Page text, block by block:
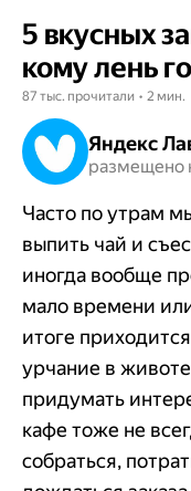
5 вкусных
кому лень
87 тыс. прочитали • 2 мин.
Яндекс
размещено
Часто по утрам
выпить чай и
иногда вообще
мало времени
итоге
урчание в
придумать
кафе тоже не
собраться,